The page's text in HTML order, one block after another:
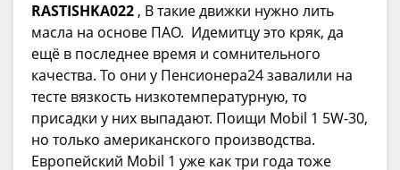
RASTISHKA022, В такие движки нужно лить
масла на основе ПАО. Идемитцу это кряк, да
ещё в последнее время и сомнительного
качества. То они у Пенсионера24 завалили на
тесте вязкость низкотемпературную, то
присадки у них выпадают. Поищи Mobil 1 5W-30,
но только американского производства.
Европейский Mobil 1 уже как три года тоже